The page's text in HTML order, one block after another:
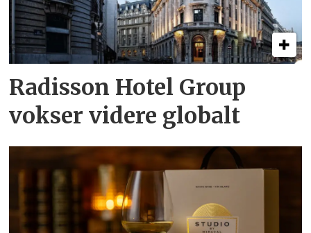
Radisson Hotel Group
vokser videre globalt